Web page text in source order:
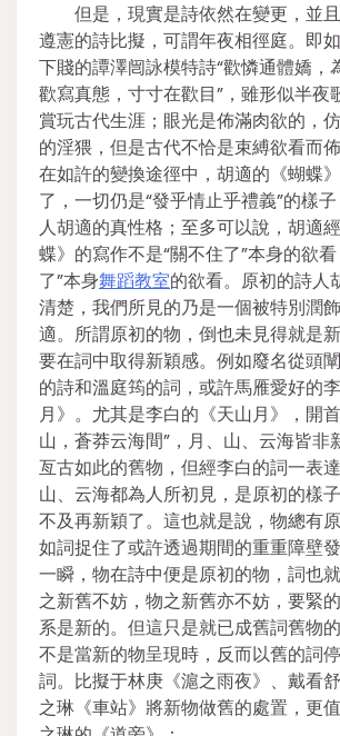
但是，現實是詩依然在變更，並
遵憲的詩比擬，可謂年夜相徑庭。即
下賤的譚澤闿詠模特詩“歡憐通體嬌，
歡寫真態，寸寸在歡目”，雖形似半夜
賞玩古代生涯；眼光是佈滿肉欲的，
的淫猥，但是古代不恰是束縛欲看而
在如許的變換途徑中，胡適的《蝴蝶
了，一切仍是“發乎情止乎禮義”的樣
人胡適的真性格；至多可以說，胡適
蝶》的寫作不是“關不住了”本身的欲
了”本身舞蹈教室的欲看。原初的詩人
清楚，我們所見的乃是一個被特別潤
適。所謂原初的物，倒也未見得就是
要在詞中取得新穎感。例如廢名從頭
的詩和溫庭筠的詞，或許馬雁愛好的
月》。尤其是李白的《天山月》，開
山，蒼莽云海間”，月、山、云海皆非
亙古如此的舊物，但經李白的詞一表達
山、云海都為人所初見，是原初的樣
不及再新穎了。這也就是說，物總有
如詞捉住了或許透過期間的重重障壁
一瞬，物在詩中便是原初的物，詞也
之新舊不妨，物之新舊亦不妨，要緊
系是新的。但這只是就已成舊詞舊物
不是當新的物呈現時，反而以舊的詞
詞。比擬于林庚《滬之雨夜》、戴看
之琳《車站》將新物做舊的處置，更